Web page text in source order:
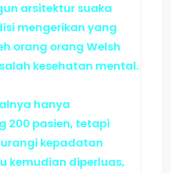
arsitektur suaka
mengerikan yang
orang orang Welsh
kesehatan mental.
hanya
200 pasien, tetapi
kepadatan
kemudian diperluas,